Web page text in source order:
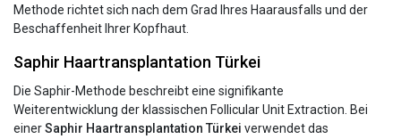
Methode richtet sich nach dem Grad Ihres Haarausfalls und der
Beschaffenheit Ihrer Kopfhaut.
Saphir Haartransplantation Türkei
Die Saphir-Methode beschreibt eine signifikante
Weiterentwicklung der klassischen Follicular Unit Extraction. Bei
einerSaphir Haartransplantation Türkei verwendet das